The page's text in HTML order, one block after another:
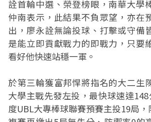
詮首輪中選、榮登榜眼，南華大學
仲南表示，此結果不負眾望，亦在
出，廖永詮無論投球、打擊或守備
是能立即貢獻戰力的即戰力，只要
看好他快速站穩一軍。
於第三輪獲富邦悍將指名的大二生
大學主戰先發左投，最快球速達
度UBL大專棒球聯賽預賽主投19局，